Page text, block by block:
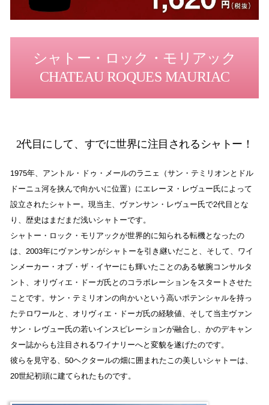
シャトー・ロック・モリアック
CHATEAU ROQUES MAURIAC
2代目にして、すでに世界に注目されるシャトー！
1975年、アントル・ドゥ・メールのラニェ（サン・テミリオンとドル
ドーニュ河を挟んで向かいに位置）にエレーヌ・レヴュー氏によって
設立されたシャトー。現当主、ヴァンサン・レヴュー氏で2代目とな
り、歴史はまだまだ浅いシャトーです。
シャトー・ロック・モリアックが世界的に知られる転機となったの
は、2003年にヴァンサンがシャトーを引き継いだこと、そして、ワイ
ンメーカー・オブ・ザ・イヤーにも輝いたことのある敏腕コンサルタ
ント、オリヴィエ・ドーガ氏とのコラボレーションをスタートさせた
ことです。サン・テミリオンの向かいという高いポテンシャルを持っ
たテロワールと、オリヴィエ・ドーガ氏の経験値、そして当主ヴァン
サン・レヴュー氏の若いインスピレーションが融合し、かのデキャン
ター誌からも注目されるワイナリーへと変貌を遂げたのです。
彼らを見守る、50ヘクタールの畑に囲まれたこの美しいシャトーは、
20世紀初頭に建てられたものです。